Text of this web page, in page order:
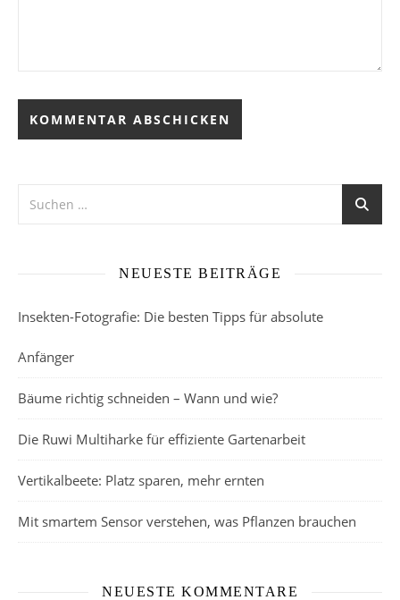
NEUESTE BEITRÄGE
Insekten-Fotografie: Die besten Tipps für absolute
Anfänger
Bäume richtig schneiden – Wann und wie?
Die Ruwi Multiharke für effiziente Gartenarbeit
Vertikalbeete: Platz sparen, mehr ernten
Mit smartem Sensor verstehen, was Pflanzen brauchen
NEUESTE KOMMENTARE